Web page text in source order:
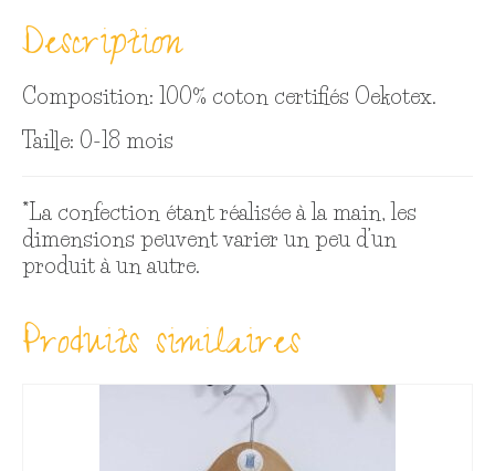
Description
Composition: 100% coton certifiés Oekotex.
Taille: 0-18 mois
*La confection étant réalisée à la main, les
dimensions peuvent varier un peu d’un
produit à un autre.
Produits similaires